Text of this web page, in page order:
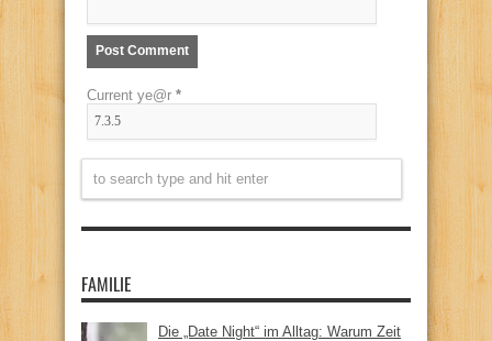
Current ye@r *
FAMILIE
Die „Date Night“ im Alltag: Warum Zeit